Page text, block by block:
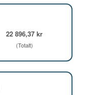
22 896,37 kr
(Totalt)